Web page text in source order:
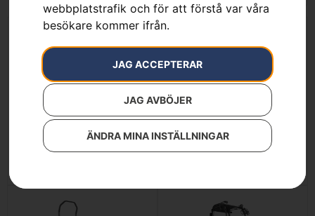
webbplatstrafik och för att förstå var våra
besökare kommer ifrån.
JAG ACCEPTERAR
JAG AVBÖJER
ÄNDRA MINA INSTÄLLNINGAR
HUSQVARNA P 520DX Husqvarna P 524X